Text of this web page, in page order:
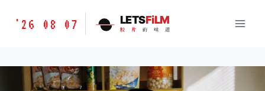
胶
味
'26 08 07 LETSFiLM
胶 片 的 味 道